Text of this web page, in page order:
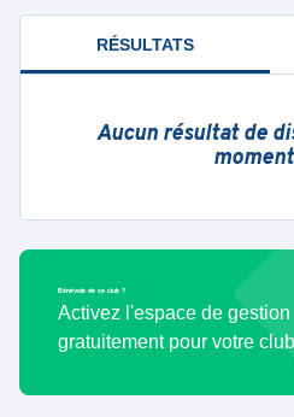
RÉSULTATS
Aucun résultat de
Bénévole de ce club ?
Activez l'espace de gestion
gratuitement pour votre